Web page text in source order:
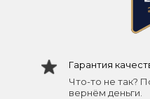
Гарантия
Что-то не так?
вернём деньги.